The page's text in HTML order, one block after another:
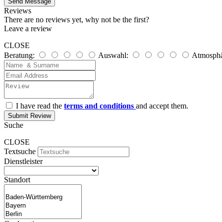
Reviews
There are no reviews yet, why not be the first?
Leave a review
CLOSE
Beratung:
Auswahl:
I have read the terms and conditions and accept them.
Submit Review
Suche
CLOSE
Textsuche
Dienstleister
Standort